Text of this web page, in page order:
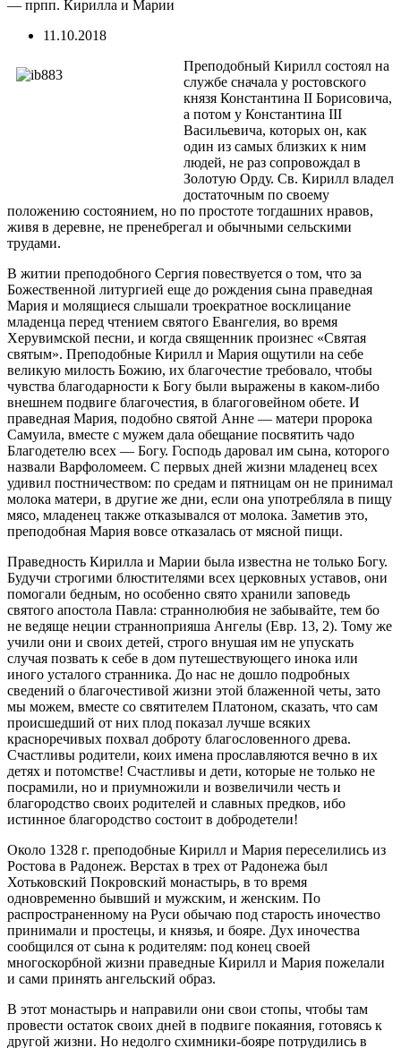
— прпп. Кирилла и Марии
11.10.2018
Преподобный Кирилл состоял на
службе сначала у ростовского
князя Константина II Борисовича,
а потом у Константина III
Васильевича, которых он, как
один из самых близких к ним
людей, не раз сопровождал в
Золотую Орду. Св. Кирилл владел
достаточным по своему
положению состоянием, но по простоте тогдашних нравов,
живя в деревне, не пренебрегал и обычными сельскими
трудами.
В житии преподобного Сергия повествуется о том, что за
Божественной литургией еще до рождения сына праведная
Мария и молящиеся слышали троекратное восклицание
младенца перед чтением святого Евангелия, во время
Херувимской песни, и когда священник произнес «Святая
святым». Преподобные Кирилл и Мария ощутили на себе
великую милость Божию, их благочестие требовало, чтобы
чувства благодарности к Богу были выражены в каком-либо
внешнем подвиге благочестия, в благоговейном обете. И
праведная Мария, подобно святой Анне — матери пророка
Самуила, вместе с мужем дала обещание посвятить чадо
Благодетелю всех — Богу. Господь даровал им сына, которого
назвали Варфоломеем. С первых дней жизни младенец всех
удивил постничеством: по средам и пятницам он не принимал
молока матери, в другие же дни, если она употребляла в пищу
мясо, младенец также отказывался от молока. Заметив это,
преподобная Мария вовсе отказалась от мясной пищи.
Праведность Кирилла и Марии была известна не только Богу.
Будучи строгими блюстителями всех церковных уставов, они
помогали бедным, но особенно свято хранили заповедь
святого апостола Павла: страннолюбия не забывайте, тем бо
не ведяще неции странноприяша Ангелы (Евр. 13, 2). Тому же
учили они и своих детей, строго внушая им не упускать
случая позвать к себе в дом путешествующего инока или
иного усталого странника. До нас не дошло подробных
сведений о благочестивой жизни этой блаженной четы, зато
мы можем, вместе со святителем Платоном, сказать, что сам
происшедший от них плод показал лучше всяких
красноречивых похвал доброту благословенного древа.
Счастливы родители, коих имена прославляются вечно в их
детях и потомстве! Счастливы и дети, которые не только не
посрамили, но и приумножили и возвеличили честь и
благородство своих родителей и славных предков, ибо
истинное благородство состоит в добродетели!
Около 1328 г. преподобные Кирилл и Мария переселились из
Ростова в Радонеж. Верстах в трех от Радонежа был
Хотьковский Покровский монастырь, в то время
одновременно бывший и мужским, и женским. По
распространенному на Руси обычаю под старость иночество
принимали и простецы, и князья, и бояре. Дух иночества
сообщился от сына к родителям: под конец своей
многоскорбной жизни праведные Кирилл и Мария пожелали
и сами принять ангельский образ.
В этот монастырь и направили они свои стопы, чтобы там
провести остаток своих дней в подвиге покаяния, готовясь к
другой жизни. Но недолго схимники-бояре потрудились в